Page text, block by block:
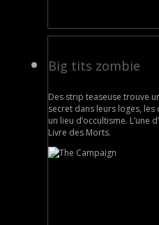
Big tits zombie
Des strip teaseuse trouve
secret dans leurs loges, les
un lieu d’occultisme. L’une
Livre des Morts.